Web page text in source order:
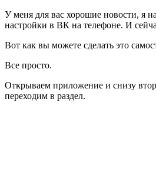
У меня для вас хорошие новости, я
настройки в ВК на телефоне. И
Вот как вы можете сделать это
Все просто.
Открываем приложение и снизу
переходим в раздел.